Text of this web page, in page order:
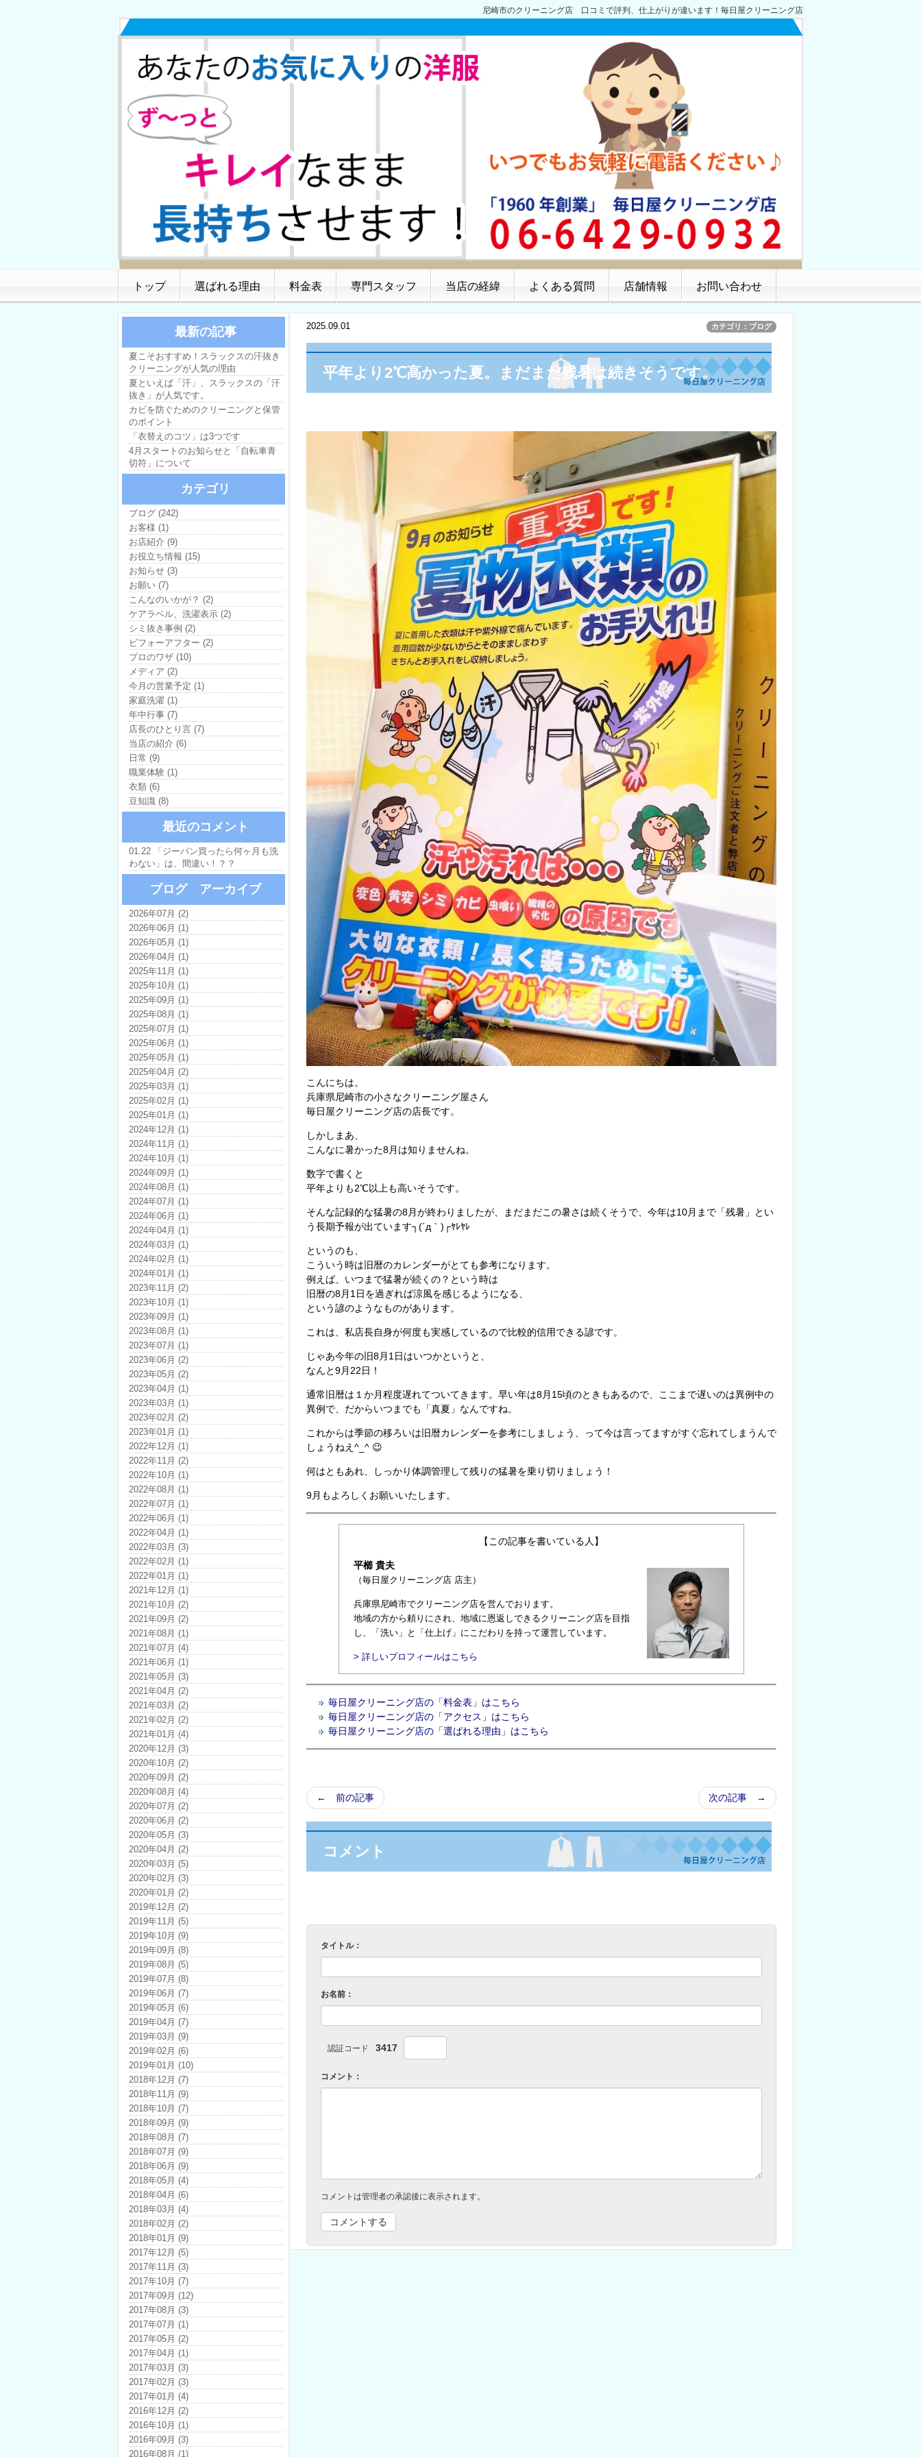
尼崎市のクリーニング店 口コミで評判、仕上がりが違います！毎日屋クリーニング店
トップ 選ばれる理由 料金表 専門スタッフ 当店の経緯 よくある質問 店舗情報 お問い合わせ
2025.09.01 カテゴリ：ブログ
平年より2℃高かった夏。まだまだ残暑は続きそうです。
こんにちは。
兵庫県尼崎市の小さなクリーニング屋さん
毎日屋クリーニング店の店長です。
しかしまあ、
こんなに暑かった8月は知りませんね。
数字で書くと
平年よりも2℃以上も高いそうです。
そんな記録的な猛暑の8月が終わりましたが、まだまだこの暑さは続くそうで、今年は10月まで「残暑」とい
う長期予報が出ています┐(´д｀)┌ﾔﾚﾔﾚ
というのも、
こういう時は旧暦のカレンダーがとても参考になります。
例えば、いつまで猛暑が続くの？という時は
旧暦の8月1日を過ぎれば涼風を感じるようになる、
という諺のようなものがあります。
これは、私店長自身が何度も実感しているので比較的信用できる諺です。
じゃあ今年の旧8月1日はいつかというと、
なんと9月22日！
通常旧暦は１か月程度遅れてついてきます。早い年は8月15頃のときもあるので、ここまで遅いのは異例中の
異例で、だからいつまでも「真夏」なんですね。
これからは季節の移ろいは旧暦カレンダーを参考にしましょう、って今は言ってますがすぐ忘れてしまうんで
しょうねえ^_^ 😉
何はともあれ、しっかり体調管理して残りの猛暑を乗り切りましょう！
9月もよろしくお願いいたします。
【この記事を書いている人】
平櫛 貴夫
（毎日屋クリーニング店 店主）
兵庫県尼崎市でクリーニング店を営んでおります。
地域の方から頼りにされ、地域に恩返しできるクリーニング店を目指
し、「洗い」と「仕上げ」にこだわりを持って運営しています。
> 詳しいプロフィールはこちら
毎日屋クリーニング店の「料金表」はこちら
毎日屋クリーニング店の「アクセス」はこちら
毎日屋クリーニング店の「選ばれる理由」はこちら
次の記事 →
← 前の記事
コメント
タイトル：
お名前：
認証コード 3417
コメント：
コメントは管理者の承認後に表示されます。
最新の記事
夏こそおすすめ！スラックスの汗抜き
クリーニングが人気の理由
夏といえば「汗」、スラックスの「汗
抜き」が人気です。
カビを防ぐためのクリーニングと保管
のポイント
「衣替えのコツ」は3つです
4月スタートのお知らせと「自転車青
切符」について
カテゴリ
ブログ (242)
お客様 (1)
お店紹介 (9)
お役立ち情報 (15)
お知らせ (3)
お願い (7)
こんなのいかが？ (2)
ケアラベル、洗濯表示 (2)
シミ抜き事例 (2)
ビフォーアフター (2)
プロのワザ (10)
メディア (2)
今月の営業予定 (1)
家庭洗濯 (1)
年中行事 (7)
店長のひとり言 (7)
当店の紹介 (6)
日常 (9)
職業体験 (1)
衣類 (6)
豆知識 (8)
最近のコメント
01.22 「ジーパン買ったら何ヶ月も洗
わない」は、間違い！？？
ブログ アーカイブ
2026年07月 (2)
2026年06月 (1)
2026年05月 (1)
2026年04月 (1)
2025年11月 (1)
2025年10月 (1)
2025年09月 (1)
2025年08月 (1)
2025年07月 (1)
2025年06月 (1)
2025年05月 (1)
2025年04月 (2)
2025年03月 (1)
2025年02月 (1)
2025年01月 (1)
2024年12月 (1)
2024年11月 (1)
2024年10月 (1)
2024年09月 (1)
2024年08月 (1)
2024年07月 (1)
2024年06月 (1)
2024年04月 (1)
2024年03月 (1)
2024年02月 (1)
2024年01月 (1)
2023年11月 (2)
2023年10月 (1)
2023年09月 (1)
2023年08月 (1)
2023年07月 (1)
2023年06月 (2)
2023年05月 (2)
2023年04月 (1)
2023年03月 (1)
2023年02月 (2)
2023年01月 (1)
2022年12月 (1)
2022年11月 (2)
2022年10月 (1)
2022年08月 (1)
2022年07月 (1)
2022年06月 (1)
2022年04月 (1)
2022年03月 (3)
2022年02月 (1)
2022年01月 (1)
2021年12月 (1)
2021年10月 (2)
2021年09月 (2)
2021年08月 (1)
2021年07月 (4)
2021年06月 (1)
2021年05月 (3)
2021年04月 (2)
2021年03月 (2)
2021年02月 (2)
2021年01月 (4)
2020年12月 (3)
2020年10月 (2)
2020年09月 (2)
2020年08月 (4)
2020年07月 (2)
2020年06月 (2)
2020年05月 (3)
2020年04月 (2)
2020年03月 (5)
2020年02月 (3)
2020年01月 (2)
2019年12月 (2)
2019年11月 (5)
2019年10月 (9)
2019年09月 (8)
2019年08月 (5)
2019年07月 (8)
2019年06月 (7)
2019年05月 (6)
2019年04月 (7)
2019年03月 (9)
2019年02月 (6)
2019年01月 (10)
2018年12月 (7)
2018年11月 (9)
2018年10月 (7)
2018年09月 (9)
2018年08月 (7)
2018年07月 (9)
2018年06月 (9)
2018年05月 (4)
2018年04月 (6)
2018年03月 (4)
2018年02月 (2)
2018年01月 (9)
2017年12月 (5)
2017年11月 (3)
2017年10月 (7)
2017年09月 (12)
2017年08月 (3)
2017年07月 (1)
2017年05月 (2)
2017年04月 (1)
2017年03月 (3)
2017年02月 (3)
2017年01月 (4)
2016年12月 (2)
2016年10月 (1)
2016年09月 (3)
2016年08月 (1)